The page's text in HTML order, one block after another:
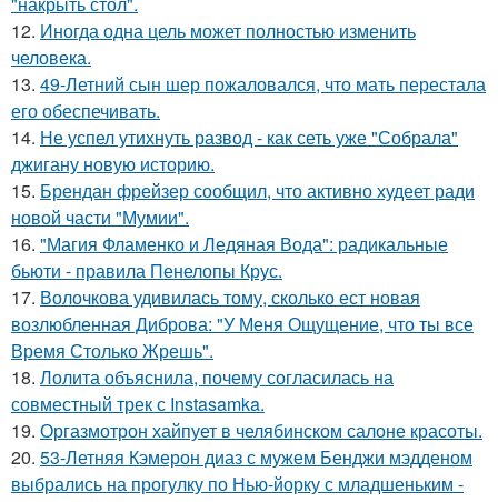
12. Иногда одна цель может полностью изменить
человека.
13. 49-Летний сын шер пожаловался, что мать перестала
его обеспечивать.
14. Не успел утихнуть развод - как сеть уже "Собрала"
джигану новую историю.
15. Брендан фрейзер сообщил, что активно худеет ради
новой части "Мумии".
16. "Магия Фламенко и Ледяная Вода": радикальные
бьюти - правила Пенелопы Крус.
17. Волочкова удивилась тому, сколько ест новая
возлюбленная Диброва: "У Меня Ощущение, что ты все
Время Столько Жрешь".
18. Лолита объяснила, почему согласилась на
совместный трек с Instasamka.
19. Оргазмотрон хайпует в челябинском салоне красоты.
20. 53-Летняя Кэмерон диаз с мужем Бенджи мэдденом
выбрались на прогулку по Нью-йорку с младшеньким -